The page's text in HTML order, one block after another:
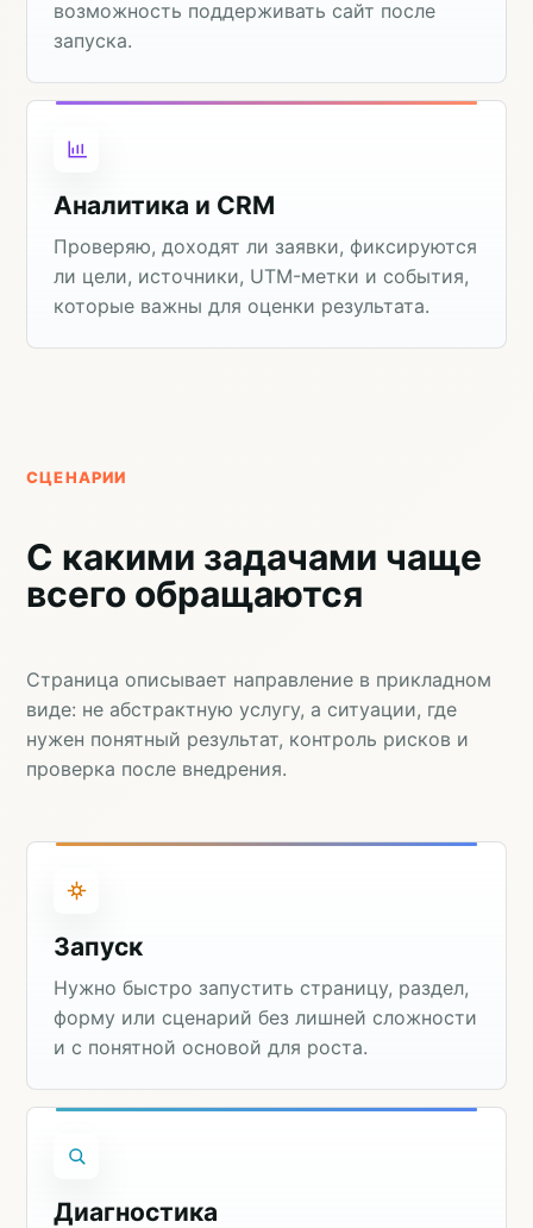
возможность поддерживать сайт после
запуска.
Аналитика и CRM
Проверяю, доходят ли заявки, фиксируются
ли цели, источники, UTM-метки и события,
которые важны для оценки результата.
СЦЕНАРИИ
С какими задачами чаще
всего обращаются
Страница описывает направление в прикладном
виде: не абстрактную услугу, а ситуации, где
нужен понятный результат, контроль рисков и
проверка после внедрения.
Запуск
Нужно быстро запустить страницу, раздел,
форму или сценарий без лишней сложности
и с понятной основой для роста.
Диагностика